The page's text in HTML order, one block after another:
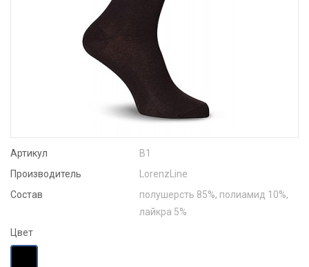
Артикул
В1
Производитель
LorenzLine
Состав
полушерсть 85%, полиамид 10%,
лайкра 5%
Цвет